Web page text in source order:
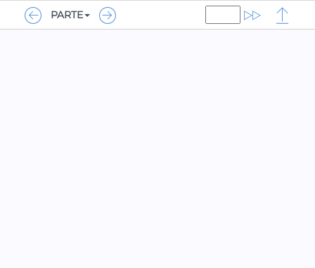
PARTE